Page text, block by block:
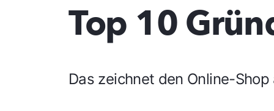
Top 10
Das zeichnet den Online-Shop